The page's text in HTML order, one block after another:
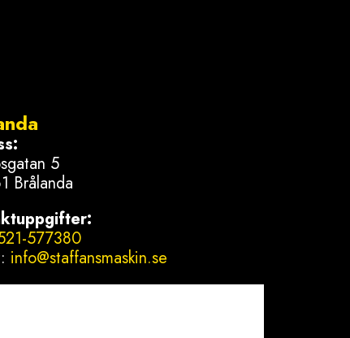
5
Brålanda
577380
info@staffansmaskin.se